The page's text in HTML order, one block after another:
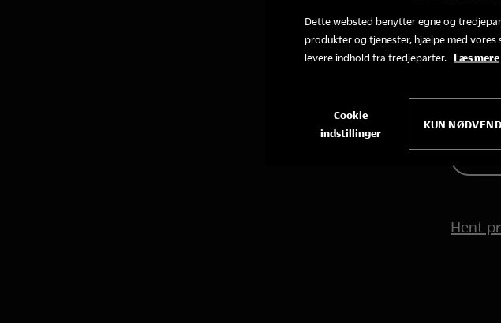
træ og
bagt
Hent
Dette websted benytter egne og
produkter og tjenester, hjælpe med vores
levere indhold fra tredjeparter. Læs mere
Cookie
indstillinger
KUN